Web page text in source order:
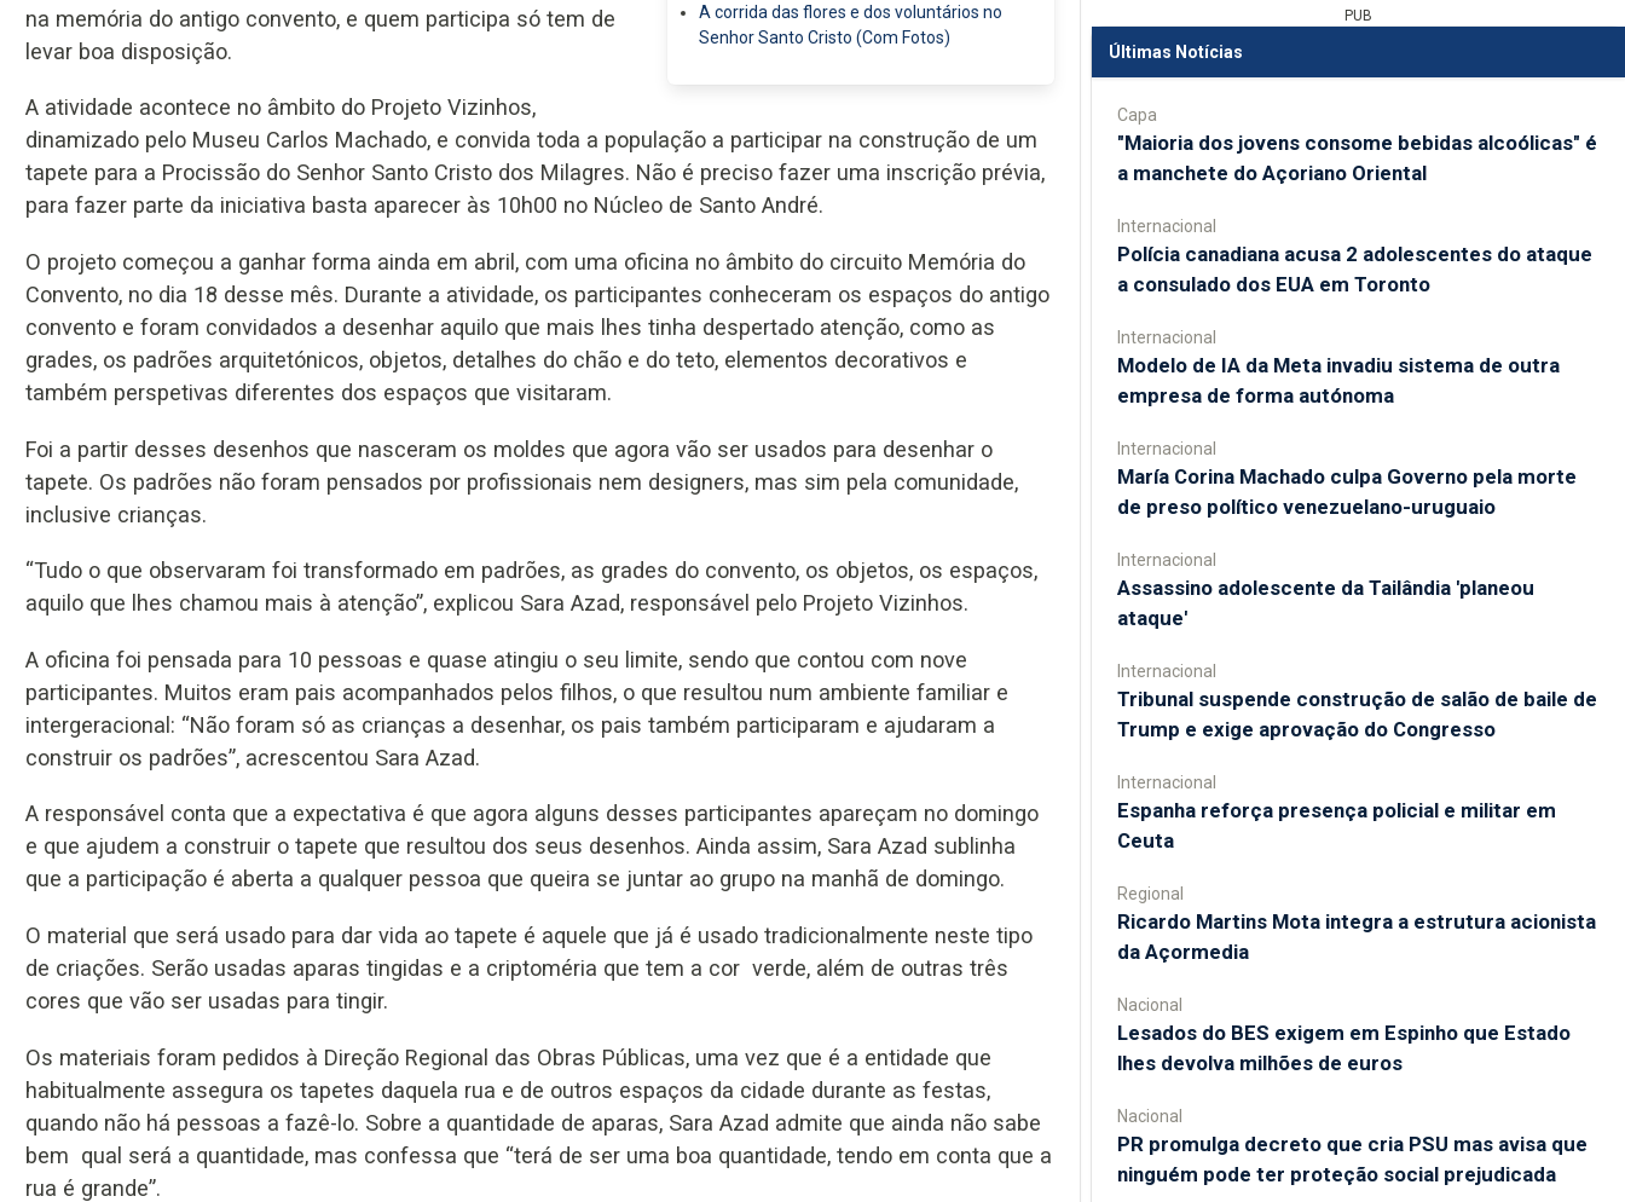
A corrida das flores e dos voluntários no
Senhor Santo Cristo (Com Fotos)
na memória do antigo convento, e quem participa só tem de
levar boa disposição.
A atividade acontece no âmbito do Projeto Vizinhos,
dinamizado pelo Museu Carlos Machado, e convida toda a população a participar na construção de um
tapete para a Procissão do Senhor Santo Cristo dos Milagres. Não é preciso fazer uma inscrição prévia,
para fazer parte da iniciativa basta aparecer às 10h00 no Núcleo de Santo André.
O projeto começou a ganhar forma ainda em abril, com uma oficina no âmbito do circuito Memória do
Convento, no dia 18 desse mês. Durante a atividade, os participantes conheceram os espaços do antigo
convento e foram convidados a desenhar aquilo que mais lhes tinha despertado atenção, como as
grades, os padrões arquitetónicos, objetos, detalhes do chão e do teto, elementos decorativos e
também perspetivas diferentes dos espaços que visitaram.
Foi a partir desses desenhos que nasceram os moldes que agora vão ser usados para desenhar o
tapete. Os padrões não foram pensados por profissionais nem designers, mas sim pela comunidade,
inclusive crianças.
“Tudo o que observaram foi transformado em padrões, as grades do convento, os objetos, os espaços,
aquilo que lhes chamou mais à atenção”, explicou Sara Azad, responsável pelo Projeto Vizinhos.
A oficina foi pensada para 10 pessoas e quase atingiu o seu limite, sendo que contou com nove
participantes. Muitos eram pais acompanhados pelos filhos, o que resultou num ambiente familiar e
intergeracional: “Não foram só as crianças a desenhar, os pais também participaram e ajudaram a
construir os padrões”, acrescentou Sara Azad.
A responsável conta que a expectativa é que agora alguns desses participantes apareçam no domingo
e que ajudem a construir o tapete que resultou dos seus desenhos. Ainda assim, Sara Azad sublinha
que a participação é aberta a qualquer pessoa que queira se juntar ao grupo na manhã de domingo.
O material que será usado para dar vida ao tapete é aquele que já é usado tradicionalmente neste tipo
de criações. Serão usadas aparas tingidas e a criptoméria que tem a cor verde, além de outras três
cores que vão ser usadas para tingir.
Os materiais foram pedidos à Direção Regional das Obras Públicas, uma vez que é a entidade que
habitualmente assegura os tapetes daquela rua e de outros espaços da cidade durante as festas,
quando não há pessoas a fazê-lo. Sobre a quantidade de aparas, Sara Azad admite que ainda não sabe
bem qual será a quantidade, mas confessa que “terá de ser uma boa quantidade, tendo em conta que a
rua é grande”.
PUB
Últimas Notícias
Capa
"Maioria dos jovens consome bebidas alcoólicas" é
a manchete do Açoriano Oriental
Internacional
Polícia canadiana acusa 2 adolescentes do ataque
a consulado dos EUA em Toronto
Internacional
Modelo de IA da Meta invadiu sistema de outra
empresa de forma autónoma
Internacional
María Corina Machado culpa Governo pela morte
de preso político venezuelano-uruguaio
Internacional
Assassino adolescente da Tailândia 'planeou
ataque'
Internacional
Tribunal suspende construção de salão de baile de
Trump e exige aprovação do Congresso
Internacional
Espanha reforça presença policial e militar em
Ceuta
Regional
Ricardo Martins Mota integra a estrutura acionista
da Açormedia
Nacional
Lesados do BES exigem em Espinho que Estado
lhes devolva milhões de euros
Nacional
PR promulga decreto que cria PSU mas avisa que
ninguém pode ter proteção social prejudicada